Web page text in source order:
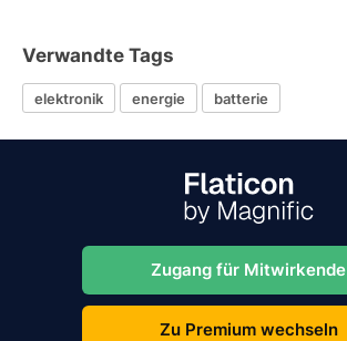
Verwandte Tags
elektronik energie batterie
Zugang für Mitwirkende
Zu Premium wechseln